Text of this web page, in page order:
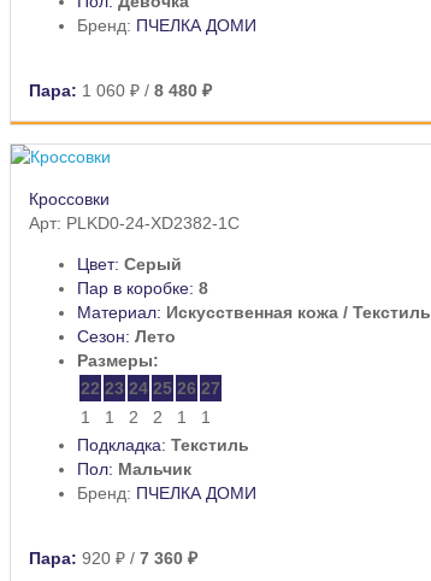
Бренд: ПЧЕЛКА ДОМИ
Пара: 1 060 ₽ / 8 480 ₽
Кроссовки
Арт: PLKD0-24-XD2382-1C
Цвет: Серый
Пар в коробке: 8
Материал: Искусственная кожа / Текстиль
Сезон: Лето
Размеры:
22 23 24 25 26 27
1
1 2 2 1
1
Подкладка: Текстиль
Пол: Мальчик
Бренд: ПЧЕЛКА ДОМИ
Пара: 920 ₽ / 7 360 ₽